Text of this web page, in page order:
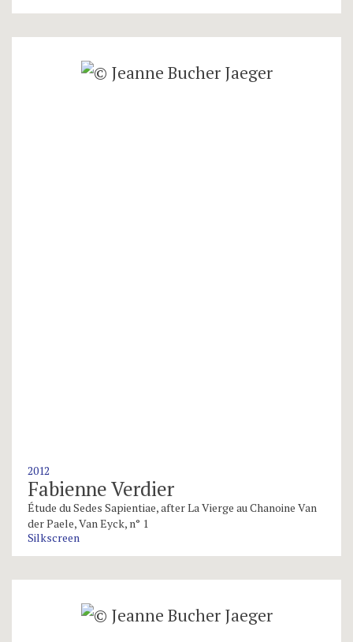
2012
Fabienne Verdier
Étude du Sedes Sapientiae, after La Vierge au Chanoine Van
der Paele, Van Eyck, n° 1
Silkscreen